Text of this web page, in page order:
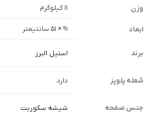
وزن 11 کیلوگرم
ابعاد 91 × 51 سانتیمتر
برند استیل البرز
شعله پلوپز دارد
جنس صفحه شیشه سکوریت